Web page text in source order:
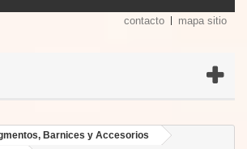
contacto mapa sitio
Barnices y Accesorios